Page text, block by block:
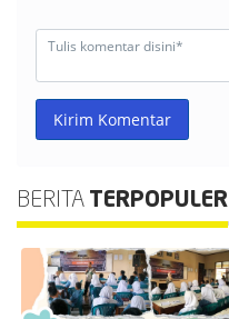
Kirim Komentar
BERITA TERPOPULER